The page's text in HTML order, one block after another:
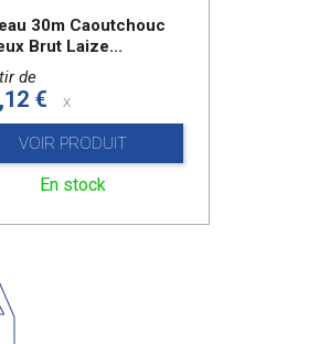
30m Caoutchouc
Brut Laize...
de
€ x
VOIR PRODUIT
En stock